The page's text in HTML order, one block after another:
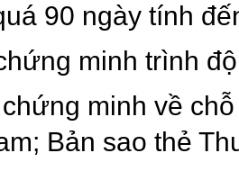
90 ngày tính
minh trình
minh về
Bản sao thẻ